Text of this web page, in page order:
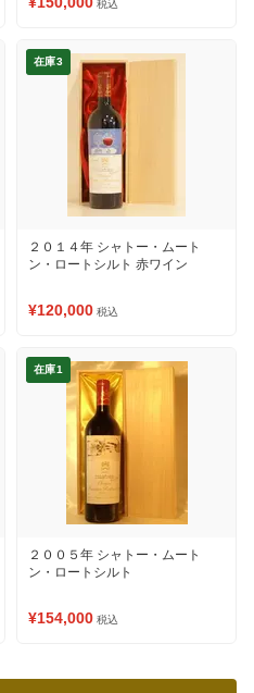
税込
在庫3
２０１４年 シャトー・ムート
ン・ロートシルト 赤ワイン
¥120,000 税込
在庫1
２００５年 シャトー・ムート
ン・ロートシルト
¥154,000 税込